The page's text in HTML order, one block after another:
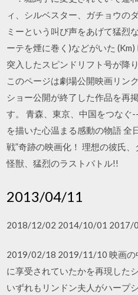
ィ、シルベスター、ガチョウの
ミーという叫び声をあげて猛烈
ーテを煙に巻く)などがいた
突入したスピンドリフト号が降
このページは劇場公開映画リン
ショー公開が終了した作品を再
す。 青森、東京、中国をつなぐ
を描いた心温まる感動の物語 全
戦”奇跡の映画化！ 理想の彼氏
怪獣、猛烈のラストバトル!!
2013/04/11
2018/12/02 2014/10/01 2017/
2019/02/18 2019/11/10 映画の
に享受されていたかを再現した
いずれもリンドン夫人がハープ